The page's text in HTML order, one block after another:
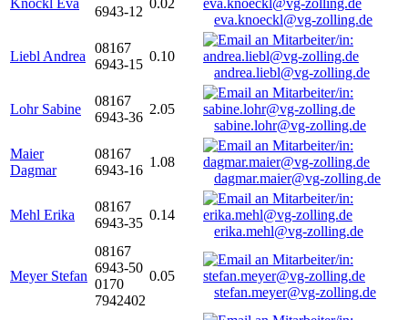
Knöckl Eva
6943-12
0.02
eva.knoeckl@vg-zolling.de
Liebl Andrea
08167
6943-15
0.10
andrea.liebl@vg-zolling.de
Lohr Sabine
08167
6943-36
2.05
sabine.lohr@vg-zolling.de
Maier
Dagmar
08167
6943-16
1.08
dagmar.maier@vg-zolling.de
Mehl Erika
08167
6943-35
0.14
erika.mehl@vg-zolling.de
Meyer Stefan
08167
6943-50
0170
7942402
0.05
stefan.meyer@vg-zolling.de